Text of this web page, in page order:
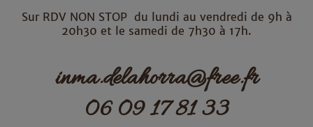
Sur RDV NON STOP du lundi au vendredi de 9h à
20h30 et le samedi de 7h30 à 17h.
inma.delahorra@free.fr
06 09 17 81 33